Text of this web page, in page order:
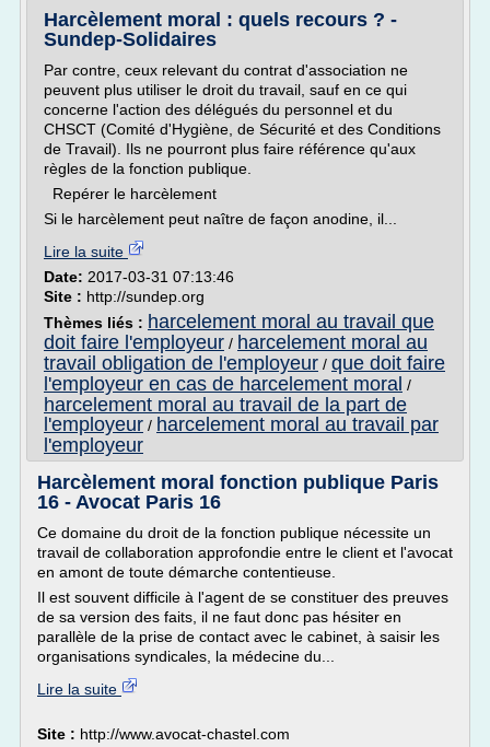
Harcèlement moral : quels recours ? -
Sundep-Solidaires
Par contre, ceux relevant du contrat d'association ne
peuvent plus utiliser le droit du travail, sauf en ce qui
concerne l'action des délégués du personnel et du
CHSCT (Comité d'Hygiène, de Sécurité et des Conditions
de Travail). Ils ne pourront plus faire référence qu'aux
règles de la fonction publique.
Repérer le harcèlement
Si le harcèlement peut naître de façon anodine, il...
Lire la suite
Date: 2017-03-31 07:13:46
Site : http://sundep.org
Thèmes liés : harcelement moral au travail que
doit faire l'employeur / harcelement moral au
travail obligation de l'employeur / que doit faire
l'employeur en cas de harcelement moral /
harcelement moral au travail de la part de
l'employeur / harcelement moral au travail par
l'employeur
Harcèlement moral fonction publique Paris
16 - Avocat Paris 16
Ce domaine du droit de la fonction publique nécessite un
travail de collaboration approfondie entre le client et l'avocat
en amont de toute démarche contentieuse.
Il est souvent difficile à l'agent de se constituer des preuves
de sa version des faits, il ne faut donc pas hésiter en
parallèle de la prise de contact avec le cabinet, à saisir les
organisations syndicales, la médecine du...
Lire la suite
Site : http://www.avocat-chastel.com